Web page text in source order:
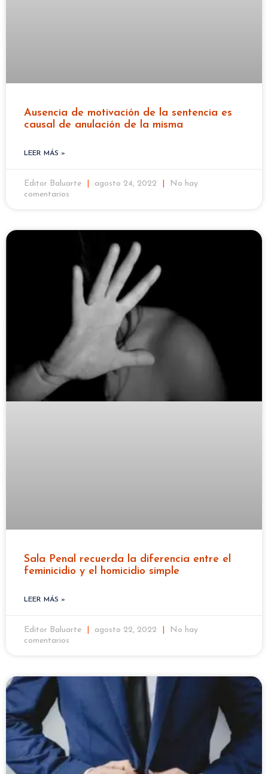
Ausencia de motivación de la sentencia es
causal de anulación de la misma
LEER MÁS »
Editor Baluarte agosto 24, 2022
No hay
comentarios
Sala Penal recuerda la diferencia entre el
feminicidio y el homicidio simple
LEER MÁS »
Editor Baluarte agosto 22, 2022
No hay
comentarios